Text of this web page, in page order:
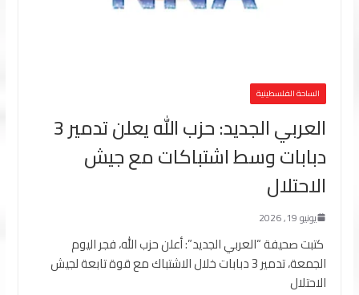
الساحة الفلسطينية
العربي الجديد: حزب الله يعلن تدمير 3
دبابات وسط اشتباكات مع جيش
الاحتلال
يونيو 19, 2026
كتبت صحيفة “العربي الجديد”: أعلن حزب الله، فجر اليوم
الجمعة، تدمير 3 دبابات خلال الاشتباك مع قوة تابعة لجيش
الاحتلال